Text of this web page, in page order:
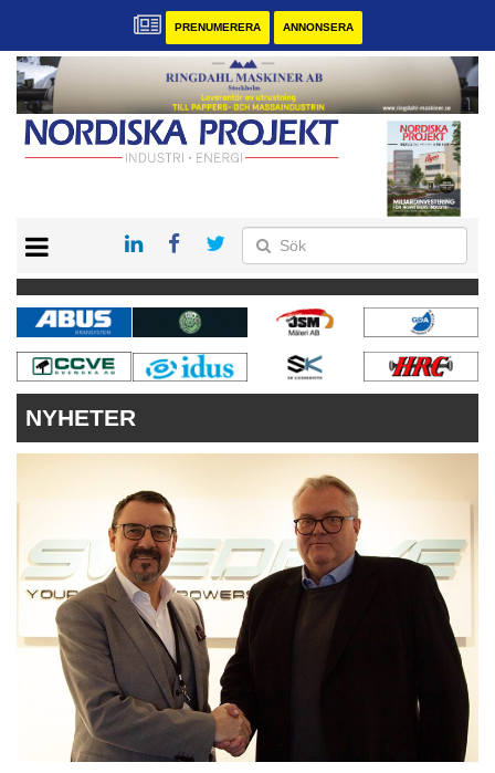
PRENUMERERA ANNONSERA
KONTAKT
VÅRA ANDRA MAGASIN
PRENUMERERA
ANNONSERA
NYHETER